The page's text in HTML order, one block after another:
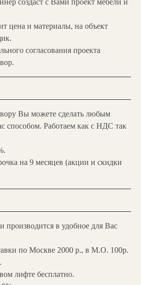
создаст с Вами проект мебели и
цена и материалы, на объект
согласования проекта
Вы можете сделать любым
способом. Работаем как с НДС так
на 9 месяцев (акции и скидки
производится в удобное для Вас
по Москве 2000 р., в М.О. 100р.
лифте бесплатно.